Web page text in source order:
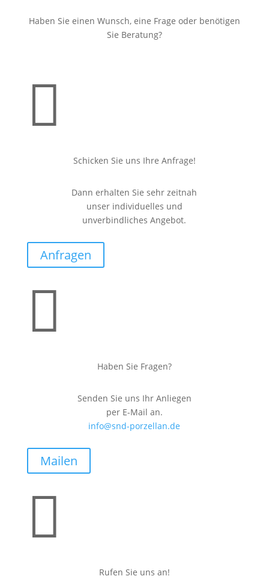
Haben Sie einen Wunsch, eine Frage oder benötigen
Sie Beratung?

Schicken Sie uns Ihre Anfrage!
Dann erhalten Sie sehr zeitnah
unser individuelles und
unverbindliches Angebot.
Anfragen

Haben Sie Fragen?
Senden Sie uns Ihr Anliegen
per E-Mail an.
info@snd-porzellan.de
Mailen

Rufen Sie uns an!